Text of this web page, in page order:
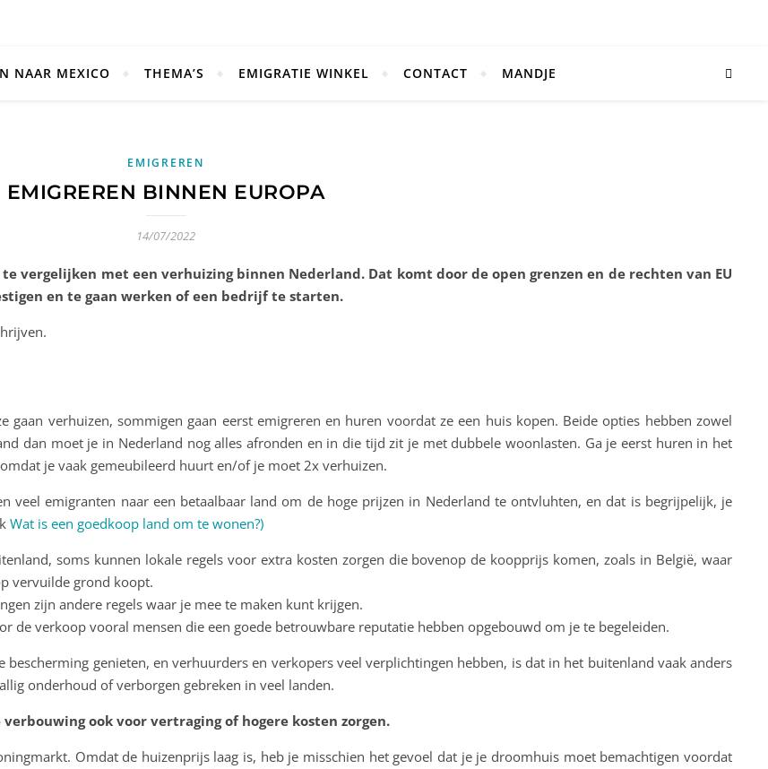
NAAR MEXICO THEMA’S EMIGRATIE WINKEL CONTACT MANDJE
EMIGREREN
EMIGREREN BINNEN EUROPA
14/07/2022
vergelijken met een verhuizing binnen Nederland. Dat komt door de open grenzen en de rechten van EU
en te gaan werken of een bedrijf te starten.
gaan verhuizen, sommigen gaan eerst emigreren en huren voordat ze een huis kopen. Beide opties hebben zowel
dan moet je in Nederland nog alles afronden en in die tijd zit je met dubbele woonlasten. Ga je eerst huren in het
je vaak gemeubileerd huurt en/of je moet 2x verhuizen.
veel emigranten naar een betaalbaar land om de hoge prijzen in Nederland te ontvluhten, en dat is begrijpelijk, je
Wat is een goedkoop land om te wonen?)
soms kunnen lokale regels voor extra kosten zorgen die bovenop de koopprijs komen, zoals in België, waar
vervuilde grond koopt.
zijn andere regels waar je mee te maken kunt krijgen.
de verkoop vooral mensen die een goede betrouwbare reputatie hebben opgebouwd om je te begeleiden.
genieten, en verhuurders en verkopers veel verplichtingen hebben, is dat in het buitenland vaak anders
onderhoud of verborgen gebreken in veel landen.
ook voor vertraging of hogere kosten zorgen.
Omdat de huizenprijs laag is, heb je misschien het gevoel dat je je droomhuis moet bemachtigen voordat